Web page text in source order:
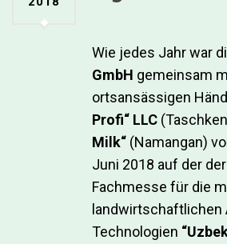
Wie jedes Jahr war
GmbH gemeinsam
ortsansässigen
Profi“ LLC
Milk“ (Namangan)
Juni 2018 auf der
Fachmesse für die
landwirtschaftlichen
Technologien